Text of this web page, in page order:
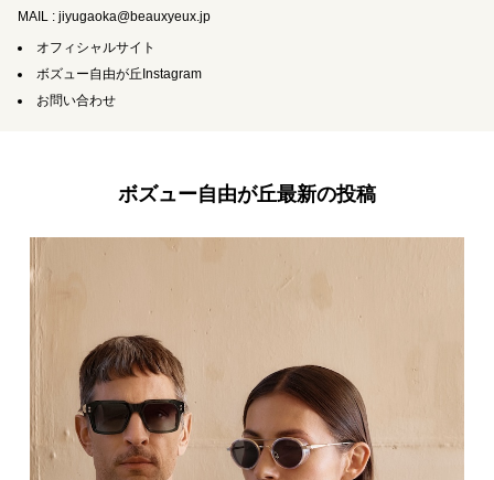
MAIL : jiyugaoka@beauxyeux.jp
オフィシャルサイト
ボズュー自由が丘Instagram
お問い合わせ
ボズュー自由が丘最新の投稿